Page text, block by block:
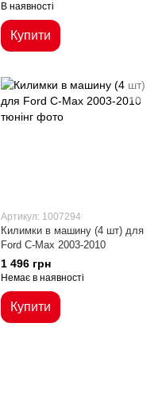
В наявності
Купити
Артикул: 1007294
Килимки в машину (4 шт) для
Ford C-Max 2003-2010
1 496 грн
Немає в наявності
Купити